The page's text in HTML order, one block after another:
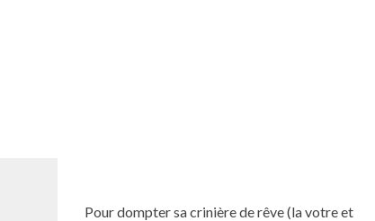
Pour dompter sa crinière de rêve (la votre et